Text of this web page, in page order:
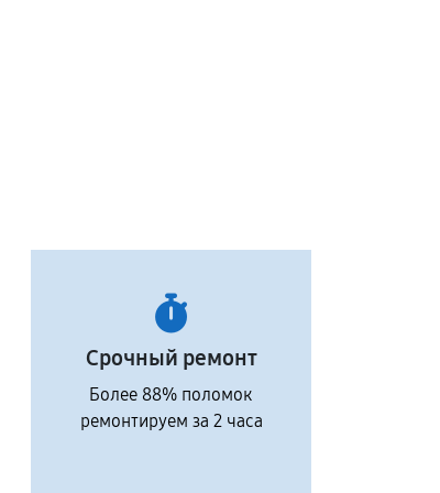
Срочный ремонт
Более 88% поломок
ремонтируем за 2 часа